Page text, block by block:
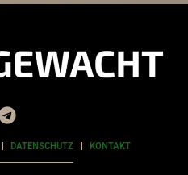
DATENSCHUTZ KONTAKT